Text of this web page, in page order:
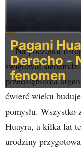
Pagani
Derecho -
fenomen
Na początku
świętował
przedsiębiorca
ćwierć wieku
pomysłu. Wszystko
Huayra, a kilka lat
urodziny